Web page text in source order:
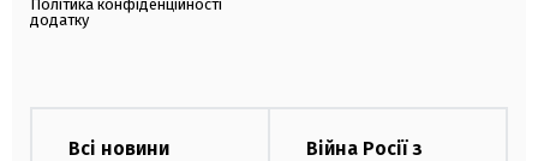
Політика конфіденційності
додатку
Всі новини
Війна Росії з